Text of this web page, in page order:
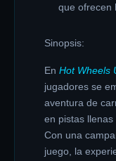
que ofrecen
Sinopsis:
En Hot Wheels
jugadores se
aventura de
en pistas llenas
Con una
juego, la